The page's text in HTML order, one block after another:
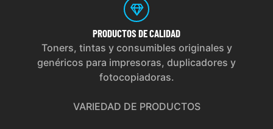
PRODUCTOS DE CALIDAD
Toners, tintas y consumibles originales y
genéricos para impresoras, duplicadores y
fotocopiadoras.
VARIEDAD DE PRODUCTOS